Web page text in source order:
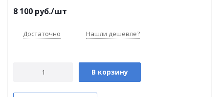
8 100 руб./шт
Достаточно Нашли дешевле?
В корзину